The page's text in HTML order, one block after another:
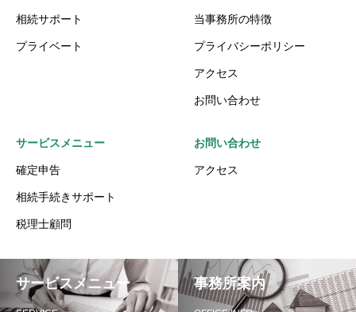
相続サポート
プライベート
当事務所の特徴
プライバシーポリシー
アクセス
お問い合わせ
サービスメニュー
確定申告
相続手続きサポート
税理士顧問
お問い合わせ
アクセス
サービスメニュー 事務所案内